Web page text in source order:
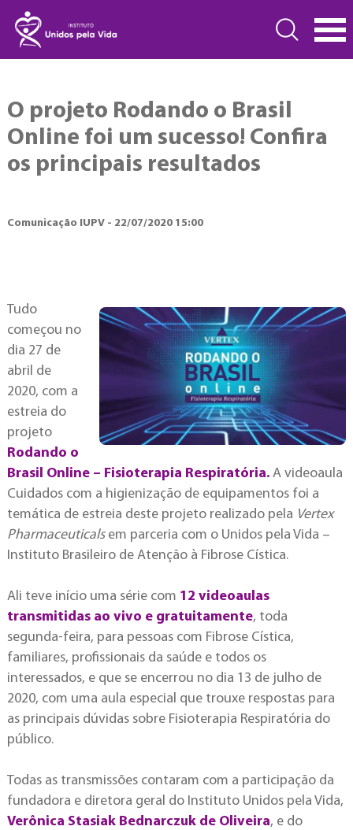
O projeto Rodando o Brasil
Online foi um sucesso! Confira
os principais resultados
Comunicação IUPV - 22/07/2020 15:00
Tudo
começou no
dia 27 de
abril de
2020, com a
estreia do
projeto
Rodando o
Brasil Online – Fisioterapia Respiratória. A videoaula
Cuidados com a higienização de equipamentos foi a
temática de estreia deste projeto realizado pela Vertex
Pharmaceuticals em parceria com o Unidos pela Vida –
Instituto Brasileiro de Atenção à Fibrose Cística.
Ali teve início uma série com 12 videoaulas
transmitidas ao vivo e gratuitamente, toda
segunda-feira, para pessoas com Fibrose Cística,
familiares, profissionais da saúde e todos os
interessados, e que se encerrou no dia 13 de julho de
2020, com uma aula especial que trouxe respostas para
as principais dúvidas sobre Fisioterapia Respiratória do
público.
Todas as transmissões contaram com a participação da
fundadora e diretora geral do Instituto Unidos pela Vida,
Verônica Stasiak Bednarczuk de Oliveira, e do